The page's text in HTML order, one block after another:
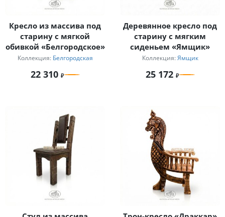
Кресло из массива под
старину с мягкой
обивкой «Белгородское»
Коллекция: Белгородская
22 310
Деревянное кресло под
старину с мягким
сиденьем «Ямщик»
Коллекция: Ямщик
25 172